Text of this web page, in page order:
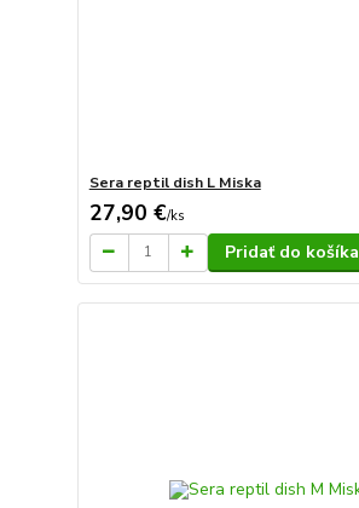
Sera reptil dish L Miska
27,90 €/ks
Pridať do košíka